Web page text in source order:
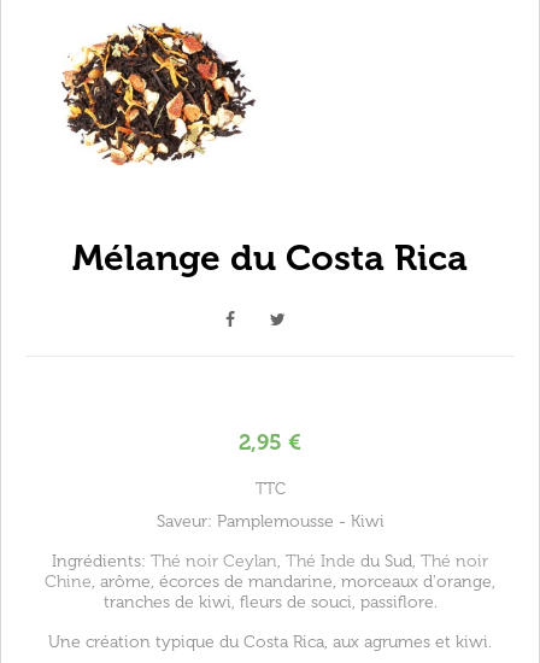
Mélange du Costa Rica
2,95 €
TTC
Saveur: Pamplemousse - Kiwi
Ingrédients: Thé noir Ceylan, Thé Inde du Sud, Thé noir
Chine, arôme, écorces de mandarine, morceaux d'orange,
tranches de kiwi, fleurs de souci, passiflore.
Une création typique du Costa Rica, aux agrumes et kiwi.